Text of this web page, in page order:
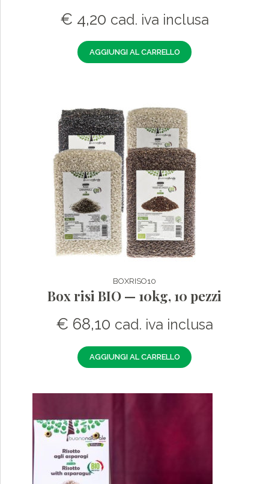
€ 4,20 cad. iva inclusa
AGGIUNGI AL CARRELLO
BOXRISO10
Box risi BIO — 10kg, 10 pezzi
€ 68,10 cad. iva inclusa
AGGIUNGI AL CARRELLO